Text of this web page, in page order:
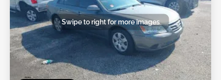
Swipe to right for more images